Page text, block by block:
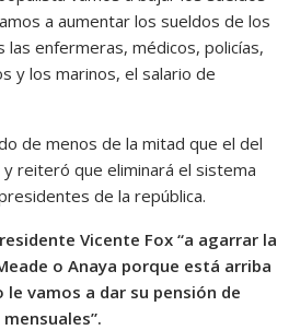
a aumentar los sueldos de los
las enfermeras, médicos, policías,
y los marinos, el salario de
de menos de la mitad que el del
reiteró que eliminará el sistema
de la república.
Vicente Fox “a agarrar la
o Anaya porque está arriba
le vamos a dar su pensión de